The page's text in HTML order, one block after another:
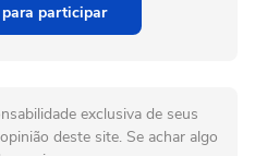
participar
exclusiva de seus
deste site. Se achar algo